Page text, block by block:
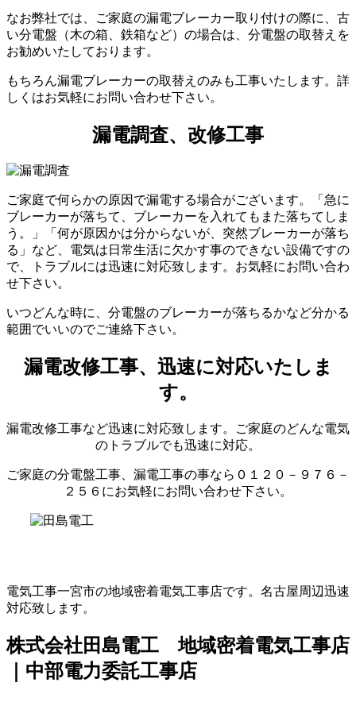
なお弊社では、ご家庭の漏電ブレーカー取り付けの際に、古
い分電盤（木の箱、鉄箱など）の場合は、分電盤の取替えを
お勧めいたしております。
もちろん漏電ブレーカーの取替えのみも工事いたします。詳
しくはお気軽にお問い合わせ下さい。
漏電調査、改修工事
ご家庭で何らかの原因で漏電する場合がございます。「急に
ブレーカーが落ちて、ブレーカーを入れてもまた落ちてしま
う。」「何が原因かは分からないが、突然ブレーカーが落ち
る」など、電気は日常生活に欠かす事のできない設備ですの
で、トラブルには迅速に対応致します。お気軽にお問い合わ
せ下さい。
いつどんな時に、分電盤のブレーカーが落ちるかなど分かる
範囲でいいのでご連絡下さい。
漏電改修工事、迅速に対応いたしま
す。
漏電改修工事など迅速に対応致します。ご家庭のどんな電気
のトラブルでも迅速に対応。
ご家庭の分電盤工事、漏電工事の事なら０１２０－９７６－
２５６にお気軽にお問い合わせ下さい。
電気工事一宮市の地域密着電気工事店です。名古屋周辺迅速
対応致します。
株式会社田島電工 地域密着電気工事店
｜中部電力委託工事店